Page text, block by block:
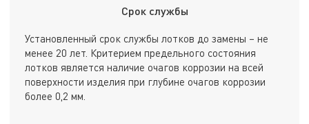
Срок службы
Установленный срок службы лотков до замены – не
менее 20 лет. Критерием предельного состояния
лотков является наличие очагов коррозии на всей
поверхности изделия при глубине очагов коррозии
более 0,2 мм.